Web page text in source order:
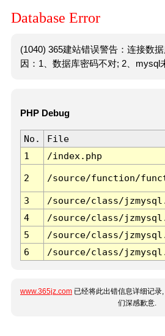
Database Error
(1040) 365建站错误警告：连接数
因：1、数据库密码不对; 2、mysql
PHP Debug
No. File
1
/index.php
2 /source/function/
3 /source/class/
4
/source/class/
5
/source/class/
6
/source/class/
www.365jz.com 已经将此出错信息详细记
们深感歉意.